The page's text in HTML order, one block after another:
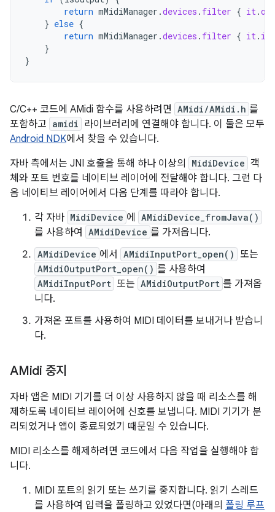
return mMidiManager .devices . filter { it.
} else {
return mMidiManager .devices . filter { it.
}
}
C/C++ 코드에 AMidi 함수를 사용하려면 AMidi/AMidi.h 를
포함하고 amidi 라이브러리에 연결해야 합니다. 이 둘은 모두
Android NDK에서 찾을 수 있습니다.
자바 측에서는 JNI 호출을 통해 하나 이상의
MidiDevice 객
체와 포트 번호를 네이티브 레이어에 전달해야 합니다. 그런 다
음 네이티브 레이어에서 다음 단계를 따라야 합니다.
각 자바 MidiDevice 에 AMidiDevice_fromJava()
를 사용하여 AMidiDevice 를 가져옵니다.
AMidiDevice 에서 AMidiInputPort_open() 또는
AMidiOutputPort_open() 를 사용하여
AMidiInputPort 또는 AMidiOutputPort 를 가져옵
니다.
가져온 포트를 사용하여 MIDI 데이터를 보내거나 받습니
다.
AMidi 중지
자바 앱은 MIDI 기기를 더 이상 사용하지 않을 때 리소스를 해
제하도록 네이티브 레이어에 신호를 보냅니다. MIDI 기기가 분
리되었거나 앱이 종료되었기 때문일 수 있습니다.
MIDI 리소스를 해제하려면 코드에서 다음 작업을 실행해야 합
니다.
MIDI 포트의 읽기 또는 쓰기를 중지합니다. 읽기 스레드
를 사용하여 입력을 폴링하고 있었다면(아래의 폴링 루프